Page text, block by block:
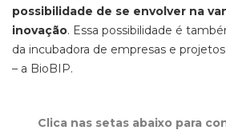
possibilidade de se envolver na
inovação. Essa possibilidade é
da incubadora de empresas e
– a BioBIP.
Clica nas setas abaixo para